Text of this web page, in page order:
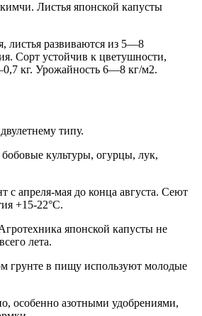
Листья японской капусты
листья развиваются из 5—8
Сорт устойчив к цветушности,
кг. Урожайность 6—8 кг/м2.
типу.
культуры, огурцы, лук,
апреля-мая до конца августа. Сеют
+15-22°C.
японской капусты не
лета.
грунте в пищу используют молодые
особенно азотными удобрениями,